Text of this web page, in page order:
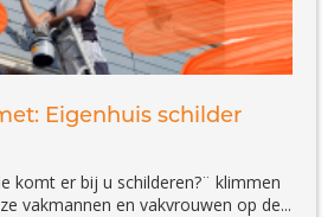
Eigenhuis schilder
komt er bij u schilderen?¨ klimmen
vakmannen en vakvrouwen op de...